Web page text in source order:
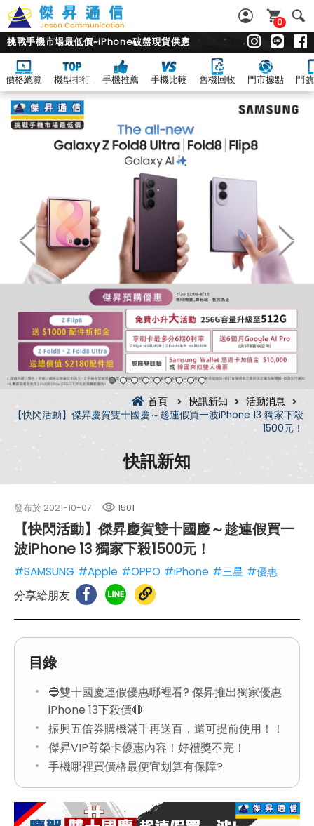
0
挑戰手機市場最低價~iPhone破盤現貨供應
價格總覽 機型排行 手機推薦 手機比較 舊機回收 門市據點 門
首頁 快訊新知
活動消息
【快閃活動】傑昇慶賀雙十國慶～趁連假買一波iPhone 13 獨家下殺
1500元！
快訊新知
發布於 2021-10-07 1501
【快閃活動】傑昇慶賀雙十國慶～趁連假買一
波iPhone 13 獨家下殺1500元！
#SAMSUNG #Apple #OPPO #iPhone #三星 #優惠
分享給朋友
目錄
🔵雙十國慶連假優惠哪裡看? 傑昇推出獨家優惠
iPhone 13下殺價🔴
振興五倍券購機滿千再送百，還可提前使用！！
傑昇VIP尊榮卡優惠內容！好禮獎不完！
手機哪裡買價格最便宜划算有保障?